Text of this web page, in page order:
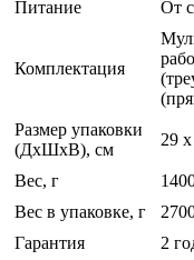
Питание От
Комплектация
Размер упаковки
(ДхШхВ), см
29
Вес, г
Вес в упаковке, г
Гарантия
2